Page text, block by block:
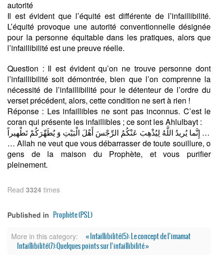
autorité
Il est évident que l’équité est différente de l’infaillibilité.
L’équité provoque une autorité conventionnelle désignée
pour la personne équitable dans les pratiques, alors que
l’infaillibilité est une preuve réelle.
Question : Il est évident qu’on ne trouve personne dont
l’infaillibilité soit démontrée, bien que l’on comprenne la
nécessité de l’infaillibilité pour le détenteur de l’ordre du
verset précédent, alors, cette condition ne sert à rien !
Réponse : Les infaillibles ne sont pas inconnus. C’est le
coran qui présente les infaillibles ; ce sont les Ahlulbayt :
إِنَّما يُريدُ اللَّهُ لِيُذْهِبَ عَنْكُمُ الرِّجْسَ أَهْلَ الْبَيْتِ وَ يُطَهِّرَكُمْ تَطْهيراً …
… Allah ne veut que vous débarrasser de toute souillure, o
gens de la maison du Prophète, et vous purifier
pleinement.
Read 3324 times
Published in Prophète (PSL)
More in this category:
« Infaillibilité(5): Le concept de l’imamat
Infaillibilité(7):Quelques points sur l’infaillibilité »